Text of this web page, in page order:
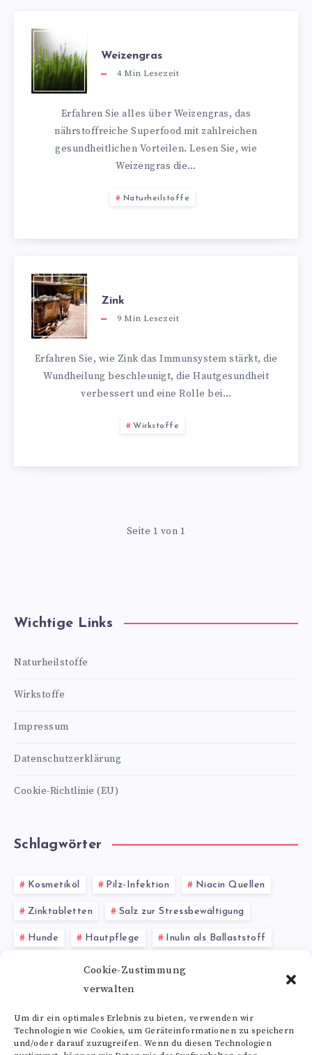
Cookie-Zustimmung
verwalten
Um dir ein optimales Erlebnis zu bieten, verwenden wir
Technologien wie Cookies, um Geräteinformationen zu speichern
und/oder darauf zuzugreifen. Wenn du diesen Technologien
Weizengras
4Min Lesezeit
Erfahren Sie alles über Weizengras, das
nährstoffreiche Superfood mit zahlreichen
gesundheitlichen Vorteilen. Lesen Sie, wie
Weizengras die…
Naturheilstoffe
Zink
9 Min Lesezeit
Erfahren Sie, wie Zink das Immunsystem stärkt, die
Wundheilung beschleunigt, die Hautgesundheit
verbessert und eine Rolle bei…
Wirkstoffe
Seite 1 von 1
Wichtige Links
Naturheilstoffe
Wirkstoffe
Impressum
Datenschutzerklärung
Cookie-Richtlinie (EU)
Schlagwörter
Kosmetiköl Pilz-Infektion Niacin Quellen
Zinktabletten Salz zur Stressbewältigung
Hunde Hautpflege Inulin als Ballaststoff
Elastin und Hautelastizität
Ballaststoffe Abnehmen
Alle Schlagwörter